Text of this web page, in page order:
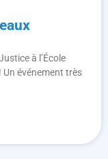
à l’École
événement très